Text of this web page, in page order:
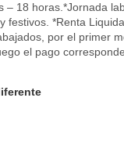
– 18 horas.*Jornada
festivos. *Renta
por el primer
el pago